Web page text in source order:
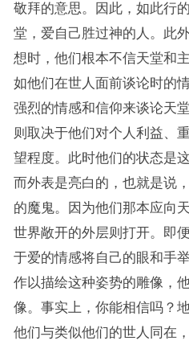
敬拜的意思。因此，如此行
堂，爱自己胜过神的人。此
想时，他们根本不信天堂和
如他们在世人面前谈论时的
强烈的情感和信仰来谈论天
则取决于他们对个人利益、
望程度。此时他们的状态是
而外表是亮白的，也就是说
的魔鬼。因为他们那本应向
世界敞开的外层则打开。即
于爱的情感将自己的眼和手
作以描绘这种姿势的雕像，
像。事实上，你能相信吗？
他们与类似他们的世人同在